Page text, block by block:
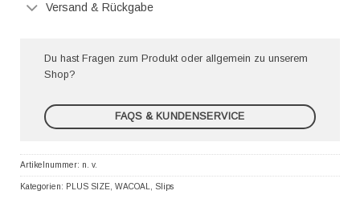
Versand & Rückgabe
Du hast Fragen zum Produkt oder allgemein zu unserem
Shop?
FAQS & KUNDENSERVICE
Artikelnummer: n. v.
Kategorien: PLUS SIZE WACOAL Slips